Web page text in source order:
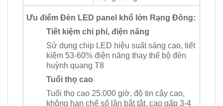
Ưu điểm Đèn LED panel khổ lớn Rạng Đông:
Tiết kiệm chi phí, điện năng
Sử dụng chip LED hiệu suất sáng cao, tiết
kiệm 53-60% điện năng thay thế bộ đèn
huỳnh quang T8
Tuổi thọ cao
Tuổi thọ cao 25.000 giờ, độ tin cậy cao,
không hạn chế số lần bật tắt, cao gấp 3-4